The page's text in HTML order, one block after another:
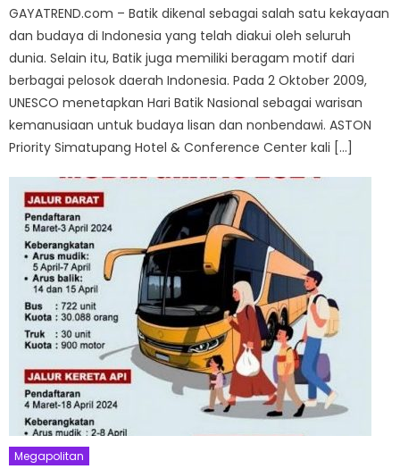
GAYATREND.com – Batik dikenal sebagai salah satu kekayaan
dan budaya di Indonesia yang telah diakui oleh seluruh
dunia. Selain itu, Batik juga memiliki beragam motif dari
berbagai pelosok daerah Indonesia. Pada 2 Oktober 2009,
UNESCO menetapkan Hari Batik Nasional sebagai warisan
kemanusiaan untuk budaya lisan dan nonbendawi. ASTON
Priority Simatupang Hotel & Conference Center kali […]
Megapolitan